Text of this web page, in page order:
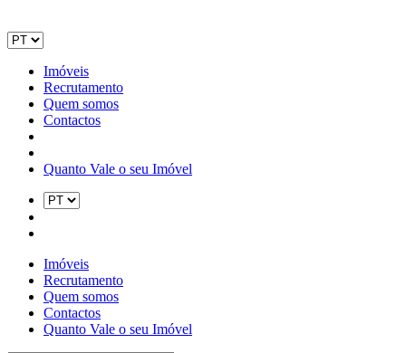
Imóveis
Recrutamento
Quem somos
Contactos
Quanto Vale o seu Imóvel
Imóveis
Recrutamento
Quem somos
Contactos
Quanto Vale o seu Imóvel